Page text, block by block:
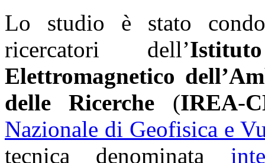
Lo studio è stato
ricercatori dell’
Elettromagnetico
delle Ricerche (IREA-
Nazionale di Geofisica e
tecnica denominata